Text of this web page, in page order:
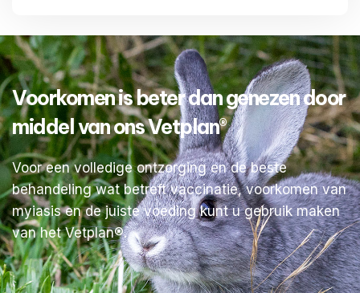
Voorkomen is beter dan genezen door
middel van ons Vetplan®
Voor een volledige ontzorging en de beste
behandeling wat betreft vaccinatie, voorkomen van
myiasis en de juiste voeding kunt u gebruik maken
van het Vetplan®.